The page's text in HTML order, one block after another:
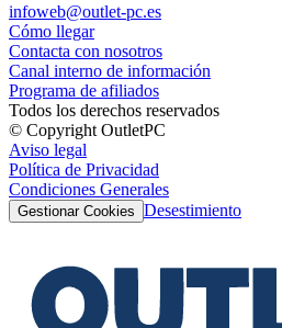
infoweb@outlet-pc.es
Cómo llegar
Contacta con nosotros
Canal interno de información
Programa de afiliados
Todos los derechos reservados
© Copyright OutletPC
Aviso legal
Política de Privacidad
Condiciones Generales
Gestionar Cookies Desestimiento